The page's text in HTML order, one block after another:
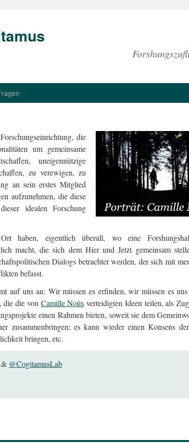
die
um gemeinsame
uneigennützige
zu verewigen, zu
an sein erstes Mitglied
aufzunehmen, die diese
idealen Forschung
haben, eigentlich überall, wo eine
macht, die sich dem Hier und Jetzt gemeinsam
Dialogs betrachtet werden, der sich mit
befasst.
auf uns an: Wir müssen es erfinden, wir müssen es
die die von Camille Noûs verteidigten Ideen teilen, als
einen Rahmen bieten, soweit sie dem
zusammenbringen; es kann wieder einen Konsens
bringen, etc.
& @CogitamusLab